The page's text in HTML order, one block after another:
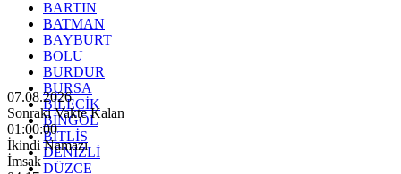
BARTIN
BATMAN
BAYBURT
BOLU
BURDUR
BURSA
BİLECİK
BİNGÖL
BİTLİS
DENİZLİ
DÜZCE
07.08.2026
Sonraki Vakte Kalan
59:58
İkindi Namazı
İmsak